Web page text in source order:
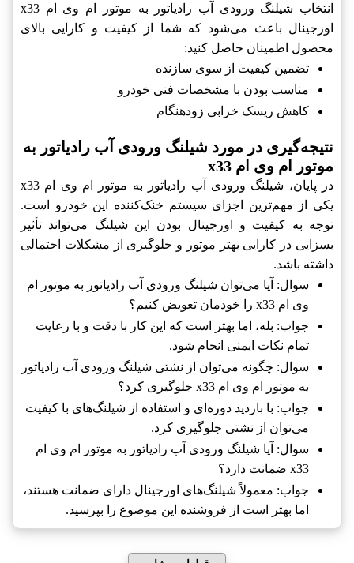
انتخاب شیلنگ ورودی آب رادیاتور به موتور ام وی ام x33
اورجینال باعث می‌شود که شما از کیفیت و کارایی بالای
محصول اطمینان حاصل کنید:
تضمین کیفیت از سوی سازنده
مناسب بودن با مشخصات فنی خودرو
کاهش ریسک خرابی زودهنگام
نتیجه‌گیری در مورد شیلنگ ورودی آب رادیاتور به
موتور ام وی ام x33
در پایان، شیلنگ ورودی آب رادیاتور به موتور ام وی ام x33
یکی از مهم‌ترین اجزای سیستم خنک‌کننده این خودرو است.
توجه به کیفیت و اورجینال بودن این شیلنگ می‌تواند تأثیر
بسزایی در کارایی بهتر موتور و جلوگیری از مشکلات احتمالی
داشته باشد.
سوال: آیا می‌توان شیلنگ ورودی آب رادیاتور به موتور ام
وی ام x33 را خودمان تعویض کنیم؟
جواب: بله، اما بهتر است که این کار با دقت و با رعایت
تمام نکات ایمنی انجام شود.
سوال: چگونه می‌توان از نشتی شیلنگ ورودی آب رادیاتور
به موتور ام وی ام x33 جلوگیری کرد؟
جواب: با بازدید دوره‌ای و استفاده از شیلنگ‌های با کیفیت
می‌توان از نشتی جلوگیری کرد.
سوال: آیا شیلنگ ورودی آب رادیاتور به موتور ام وی ام
x33 ضمانت دارد؟
جواب: معمولاً شیلنگ‌های اورجینال دارای ضمانت هستند،
اما بهتر است از فروشنده این موضوع را بپرسید.